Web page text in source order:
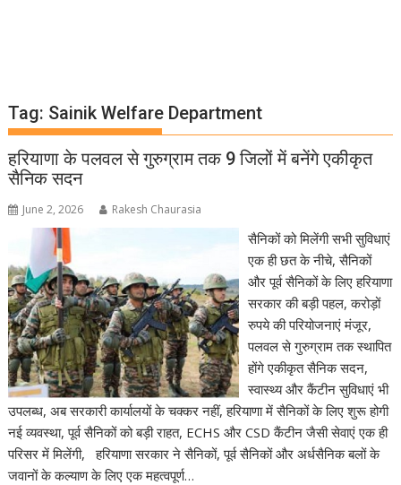
Tag: Sainik Welfare Department
हरियाणा के पलवल से गुरुग्राम तक 9 जिलों में बनेंगे एकीकृत
सैनिक सदन
June 2, 2026 Rakesh Chaurasia
सैनिकों को मिलेंगी सभी सुविधाएं
एक ही छत के नीचे, सैनिकों
और पूर्व सैनिकों के लिए हरियाणा
सरकार की बड़ी पहल, करोड़ों
रुपये की परियोजनाएं मंजूर,
पलवल से गुरुग्राम तक स्थापित
होंगे एकीकृत सैनिक सदन,
स्वास्थ्य और कैंटीन सुविधाएं भी
उपलब्ध, अब सरकारी कार्यालयों के चक्कर नहीं, हरियाणा में सैनिकों के लिए शुरू होगी
नई व्यवस्था, पूर्व सैनिकों को बड़ी राहत, ECHS और CSD कैंटीन जैसी सेवाएं एक ही
परिसर में मिलेंगी, हरियाणा सरकार ने सैनिकों, पूर्व सैनिकों और अर्धसैनिक बलों के
जवानों के कल्याण के लिए एक महत्वपूर्ण…